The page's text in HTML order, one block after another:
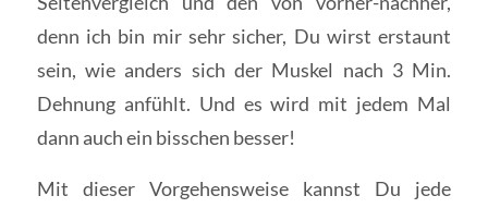
denn ich bin mir sehr sicher, Du wirst erstaunt
sein, wie anders sich der Muskel nach 3 Min.
Dehnung anfühlt. Und es wird mit jedem Mal
dann auch ein bisschen besser!
Mit dieser Vorgehensweise kannst Du jede